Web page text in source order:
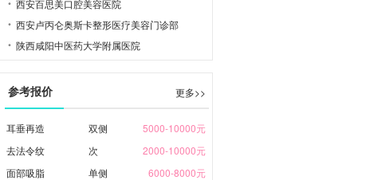
西安百思美口腔美容医院
西安卢丙仑奥斯卡整形医疗美容门诊部
陕西咸阳中医药大学附属医院
参考报价 更多>>
耳垂再造 双侧
5000-10000元
去法令纹
次
2000-10000元
面部吸脂
单侧
6000-8000元